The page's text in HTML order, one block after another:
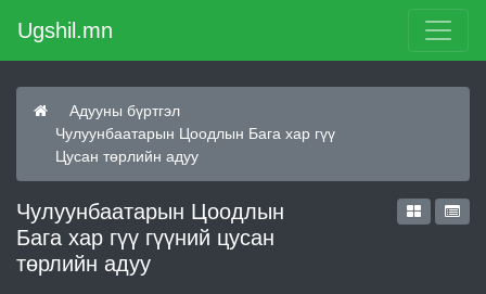
Ugshil.mn
Адууны бүртгэл
Чулуунбаатарын Цоодлын Бага хар гүү
Цусан төрлийн адуу
Чулуунбаатарын Цоодлын
Бага хар гүү гүүний цусан
төрлийн адуу